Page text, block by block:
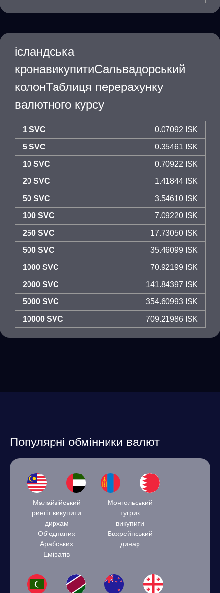
ісландська
кронавикупитиСальвадорський
колонТаблиця перерахунку
валютного курсу
1 SVC 0.07092 ISK
5 SVC 0.35461 ISK
10 SVC 0.70922 ISK
20 SVC 1.41844 ISK
50 SVC 3.54610 ISK
100 SVC 7.09220 ISK
250 SVC 17.73050 ISK
500 SVC 35.46099 ISK
1000 SVC 70.92199 ISK
2000 SVC 141.84397 ISK
5000 SVC 354.60993 ISK
10000 SVC 709.21986 ISK
Популярні обмінники валют
Малайзійський
рингіт викупити
дирхам
Об'єднаних
Арабських
Еміратів
Монгольський
тугрик
викупити
Бахрейнський
динар